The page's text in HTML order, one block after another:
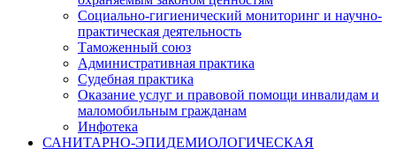
Социально-гигиенический мониторинг и научно-
практическая деятельность
Таможенный союз
Административная практика
Судебная практика
Оказание услуг и правовой помощи инвалидам и
маломобильным гражданам
Инфотека
САНИТАРНО-ЭПИДЕМИОЛОГИЧЕСКАЯ